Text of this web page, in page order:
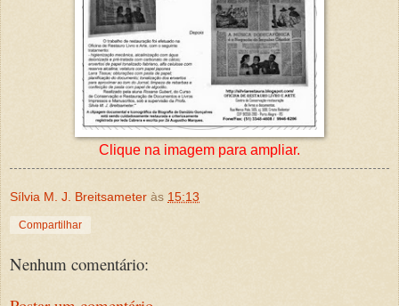
Clique na imagem para ampliar.
Sílvia M. J. Breitsameter às 15:13
Compartilhar
Nenhum comentário: